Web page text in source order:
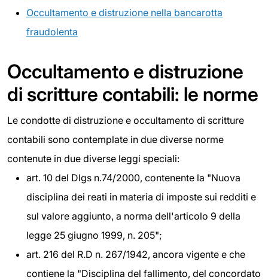
Occultamento e distruzione nella bancarotta
fraudolenta
Occultamento e distruzione
di scritture contabili: le norme
Le condotte di distruzione e occultamento di scritture
contabili sono contemplate in due diverse norme
contenute in due diverse leggi speciali:
art. 10 del Dlgs n.74/2000, contenente la "Nuova
disciplina dei reati in materia di imposte sui redditi e
sul valore aggiunto, a norma dell'articolo 9 della
legge 25 giugno 1999, n. 205";
art. 216 del R.D n. 267/1942, ancora vigente e che
contiene la "Disciplina del fallimento, del concordato